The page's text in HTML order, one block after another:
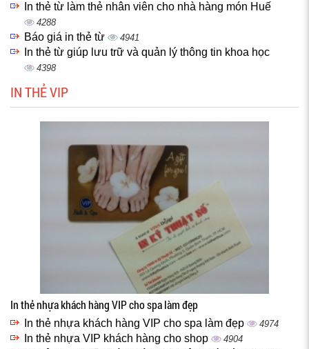
In thẻ từ làm thẻ nhân viên cho nhà hàng món Huế
4288
Báo giá in thẻ từ 4941
In thẻ từ giúp lưu trữ và quản lý thông tin khoa học
4398
IN THẺ VIP
In thẻ nhựa khách hàng VIP cho spa làm đẹp
In thẻ nhựa khách hàng VIP cho spa làm đẹp 4974
In thẻ nhựa VIP khách hàng cho shop 4904